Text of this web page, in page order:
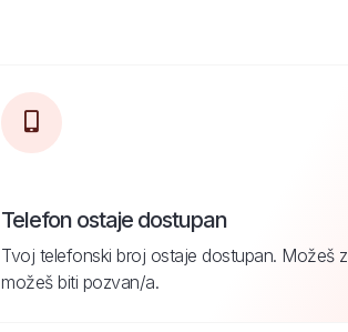
Telefon ostaje dostupan
Tvoj telefonski broj ostaje dostupan. Možeš
možeš biti pozvan/a.